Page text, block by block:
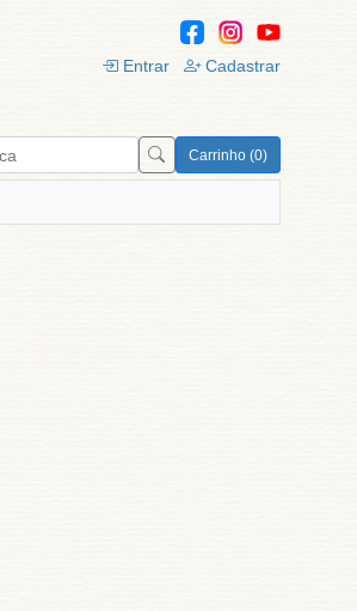
Entrar Cadastrar
Carrinho (0)